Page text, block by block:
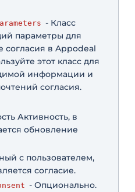
- Класс
параметры для
согласия в Appodeal
этот класс для
информации и
согласия.
Активность, в
обновление
с пользователем,
согласие.
- Опционально.